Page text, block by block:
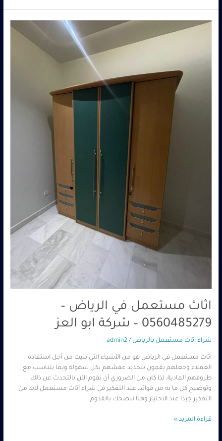
اثاث مستعمل في الرياض –
0560485279 – شركة ابو العز
شراء اثاث مستعمل بالرياض /
admin2
اثاث مستعمل في الرياض هو من الأشياء التي بنيت من أجل استفادة
العملاء وجعلهم يقمون بتجديد عفشهم بكل سهولة وبما يتناسب مع
ظروفهم المادية، لذا كان من الضروري أن نقوم الأن بالتحدث عن ذلك
وتوضيح كل ما به من فوائد، عند التفكير في شراء أثاث مستعمل لابد من
التفكير جيدا عند الاختيار وهنا ننصحك بالقدوم
اثاث
0560485279
قراءة المزيد »